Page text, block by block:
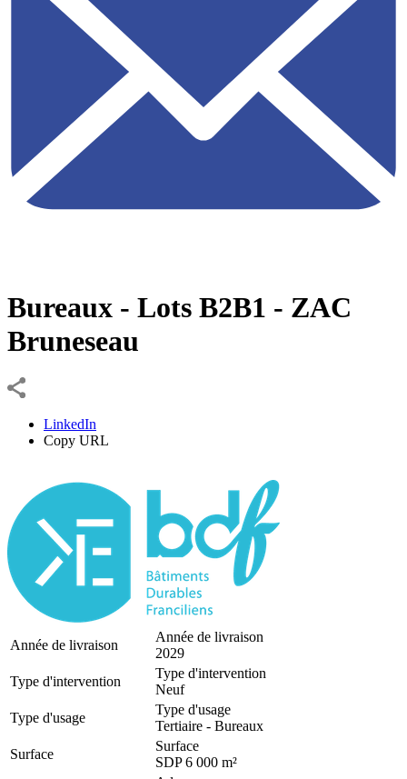
Bureaux - Lots B2B1 - ZAC
Bruneseau
LinkedIn
Copy URL
Année de livraison
Année de livraison
2029
Type d'intervention
Type d'intervention
Neuf
Type d'usage
Type d'usage
Tertiaire - Bureaux
Surface
Surface
SDP 6 000 m²